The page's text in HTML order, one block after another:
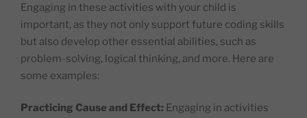
Engaging in these activities with your child is
important, as they not only support future coding skills
but also develop other essential abilities, such as
problem-solving, logical thinking, and more. Here are
some examples:
Practicing Cause and Effect: Engaging in activities